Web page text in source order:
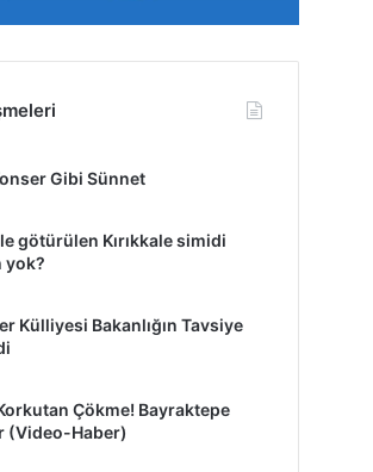
Gibi Sünnet
götürülen Kırıkkale simidi
yok?
Külliyesi Bakanlığın Tavsiye
Çökme! Bayraktepe
(Video-Haber)